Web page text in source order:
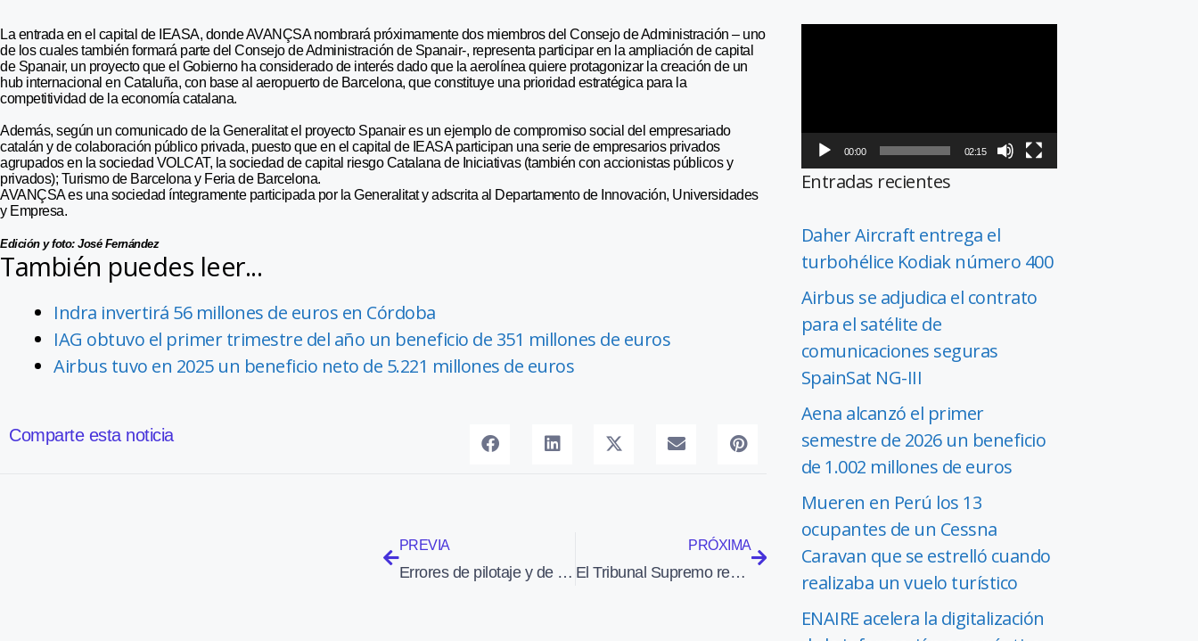
La entrada en el capital de IEASA, donde AVANÇSA nombrará próximamente dos miembros del Consejo de Administración – uno
de los cuales también formará parte del Consejo de Administración de Spanair-, representa participar en la ampliación de capital
de Spanair, un proyecto que el Gobierno ha considerado de interés dado que la aerolínea quiere protagonizar la creación de un
hub internacional en Cataluña, con base al aeropuerto de Barcelona, que constituye una prioridad estratégica para la
competitividad de la economía catalana.
Además, según un comunicado de la Generalitat el proyecto Spanair es un ejemplo de compromiso social del empresariado
catalán y de colaboración público privada, puesto que en el capital de IEASA participan una serie de empresarios privados
agrupados en la sociedad VOLCAT, la sociedad de capital riesgo Catalana de Iniciativas (también con accionistas públicos y
privados); Turismo de Barcelona y Feria de Barcelona.
AVANÇSA es una sociedad íntegramente participada por la Generalitat y adscrita al Departamento de Innovación, Universidades
y Empresa.
Edición y foto: José Fernández
También puedes leer...
Indra invertirá 56 millones de euros en Córdoba
IAG obtuvo el primer trimestre del año un beneficio de 351 millones de euros
Airbus tuvo en 2025 un beneficio neto de 5.221 millones de euros
Comparte esta noticia
PREVIA
Errores de pilotaje y de mantenimiento causaron el accidente de un A320 en Perpignan en 2008
PRÓXIMA
El Tribunal Supremo rechaza que AENA hostigase en 2008 a los controladores
00:00 02:15
Entradas recientes
Daher Aircraft entrega el
turbohélice Kodiak número 400
Airbus se adjudica el contrato
para el satélite de
comunicaciones seguras
SpainSat NG-III
Aena alcanzó el primer
semestre de 2026 un beneficio
de 1.002 millones de euros
Mueren en Perú los 13
ocupantes de un Cessna
Caravan que se estrelló cuando
realizaba un vuelo turístico
ENAIRE acelera la digitalización